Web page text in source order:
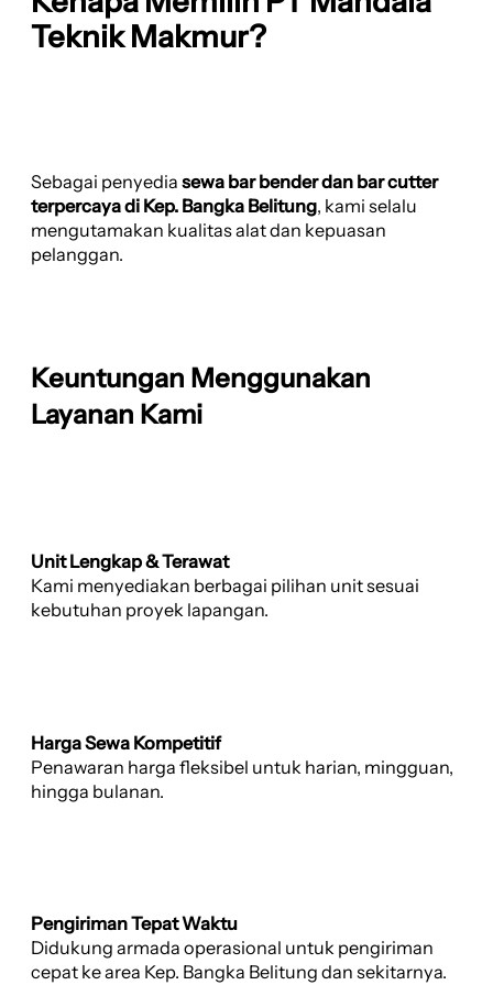
Teknik Makmur?
Sebagai penyedia sewa bar bender dan bar cutter
terpercaya di Kep. Bangka Belitung, kami selalu
mengutamakan kualitas alat dan kepuasan
pelanggan.
Keuntungan Menggunakan
Layanan Kami
Unit Lengkap & Terawat
Kami menyediakan berbagai pilihan unit sesuai
kebutuhan proyek lapangan.
Harga Sewa Kompetitif
Penawaran harga fleksibel untuk harian, mingguan,
hingga bulanan.
Pengiriman Tepat Waktu
Didukung armada operasional untuk pengiriman
cepat ke area Kep. Bangka Belitung dan sekitarnya.